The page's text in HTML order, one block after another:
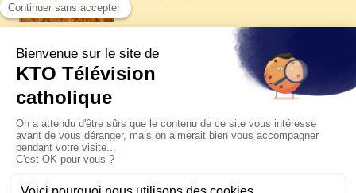
La visite pastorale du pape Léon
XIV à Assise à suivre sur KTO le
Article
Le pape en Uruguay, Argentine et